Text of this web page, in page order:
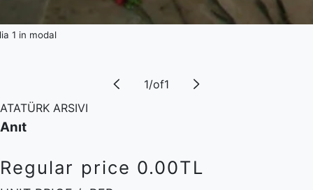
1 in modal
1/of1
ATATÜRK ARSIVI
Anıt
Regular price 0.00TL